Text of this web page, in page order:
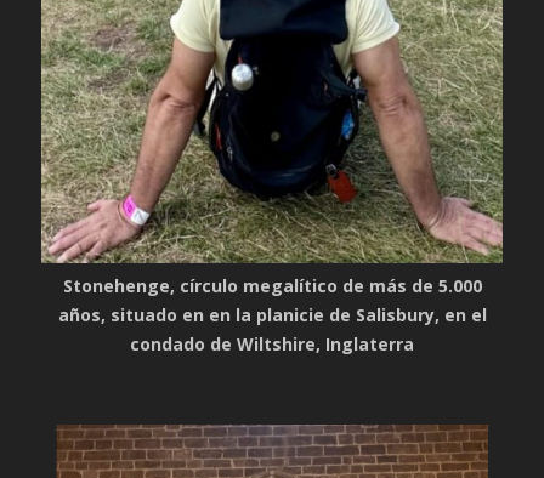
Stonehenge, círculo megalítico de más de 5.000
años, situado en en la planicie de Salisbury, en el
condado de Wiltshire, Inglaterra